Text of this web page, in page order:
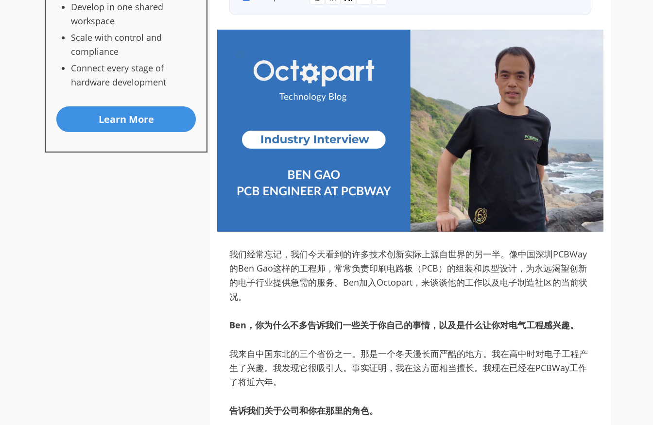
我们经常忘记，我们今天看到的许多技术创新实际上源自世界的另一半。像中国深圳PCBWay
的Ben Gao这样的工程师，常常负责印刷电路板（PCB）的组装和原型设计，为永远渴望创新
的电子行业提供急需的服务。Ben加入Octopart，来谈谈他的工作以及电子制造社区的当前状
况。
Ben，你为什么不多告诉我们一些关于你自己的事情，以及是什么让你对电气工程感兴趣。
我来自中国东北的三个省份之一。那是一个冬天漫长而严酷的地方。我在高中时对电子工程产
生了兴趣。我发现它很吸引人。事实证明，我在这方面相当擅长。我现在已经在PCBWay工作
了将近六年。
告诉我们关于公司和你在那里的角色。
Develop in one shared
workspace
Scale with control and
compliance
Connect every stage of
hardware development
Learn More